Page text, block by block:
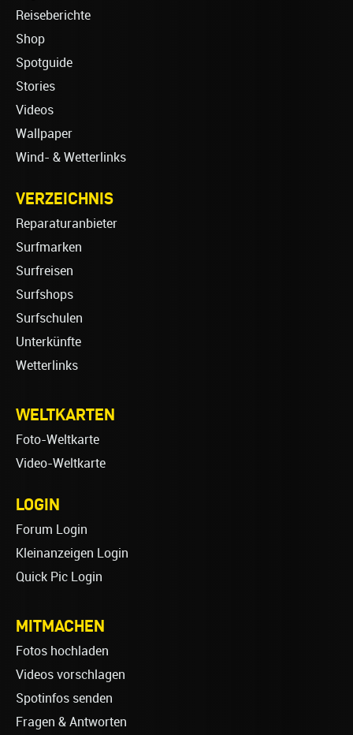
Reiseberichte
Shop
Spotguide
Stories
Videos
Wallpaper
Wind- & Wetterlinks
VERZEICHNIS
Reparaturanbieter
Surfmarken
Surfreisen
Surfshops
Surfschulen
Unterkünfte
Wetterlinks
WELTKARTEN
Foto-Weltkarte
Video-Weltkarte
LOGIN
Forum Login
Kleinanzeigen Login
Quick Pic Login
MITMACHEN
Fotos hochladen
Videos vorschlagen
Spotinfos senden
Fragen & Antworten